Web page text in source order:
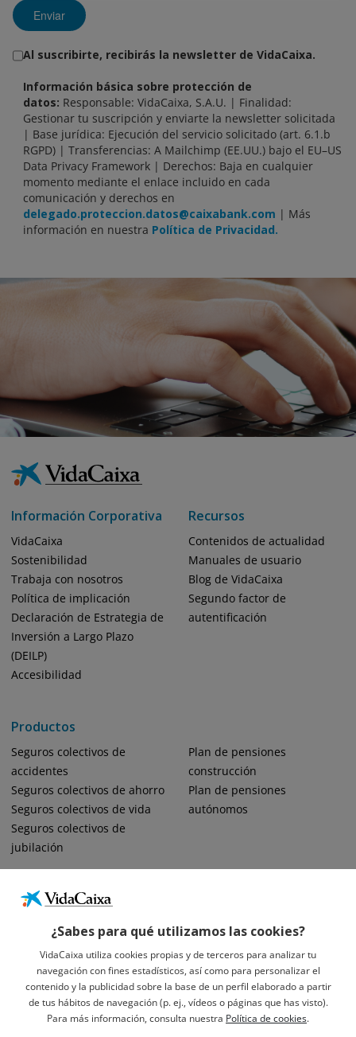
¿Sabes para qué utilizamos las cookies?
VidaCaixa utiliza cookies propias y de terceros para analizar tu
navegación con fines estadísticos, así como para personalizar el
contenido y la publicidad sobre la base de un perfil elaborado a partir
de tus hábitos de navegación (p. ej., vídeos o páginas que has visto).
Para más información, consulta nuestra Política de cookies.
Enviar
Al suscribirte, recibirás la newsletter de VidaCaixa.
Información básica sobre protección de
datos: Responsable: VidaCaixa, S.A.U. | Finalidad:
Gestionar tu suscripción y enviarte la newsletter solicitada
| Base jurídica: Ejecución del servicio solicitado (art. 6.1.b
RGPD) | Transferencias: A Mailchimp (EE.UU.) bajo el EU–US
Data Privacy Framework | Derechos: Baja en cualquier
momento mediante el enlace incluido en cada
comunicación y derechos en
delegado.proteccion.datos@caixabank.com | Más
información en nuestra Política de Privacidad.
Información Corporativa
VidaCaixa
Sostenibilidad
Trabaja con nosotros
Política de implicación
Declaración de Estrategia de
Inversión a Largo Plazo
(DEILP)
Accesibilidad
Productos
Seguros colectivos de
accidentes
Seguros colectivos de ahorro
Seguros colectivos de vida
Seguros colectivos de
jubilación
Plan de pensiones
construcción
Plan de pensiones
autónomos
Recursos
Contenidos de actualidad
Manuales de usuario
Blog de VidaCaixa
Segundo factor de
autentificación
Informació Legal Sobre VidaCaixa, S.A.
Avís Legal
Privacidad